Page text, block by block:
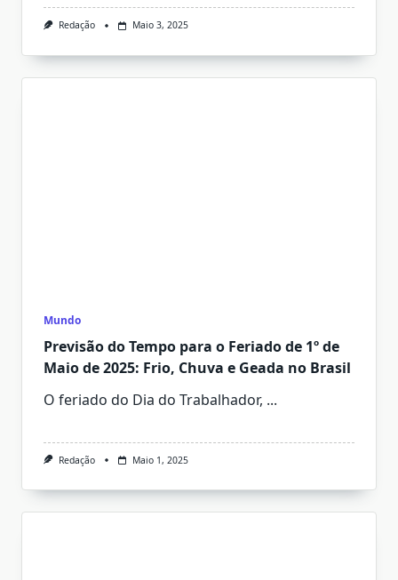
Redação Maio 3, 2025
Mundo
Previsão do Tempo para o Feriado de 1º de
Maio de 2025: Frio, Chuva e Geada no Brasil
O feriado do Dia do Trabalhador, ...
Redação Maio 1, 2025